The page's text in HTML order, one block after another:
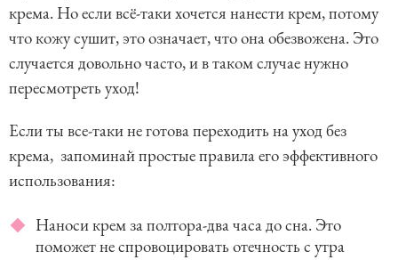
крема. Но если всё-таки хочется нанести крем, потому
что кожу сушит, это означает, что она обезвожена. Это
случается довольно часто, и в таком случае нужно
пересмотреть уход!
Если ты все-таки не готова переходить на уход без
крема, запоминай простые правила его эффективного
использования:
Наноси крем за полтора-два часа до сна. Это
поможет не спровоцировать отечность с утра